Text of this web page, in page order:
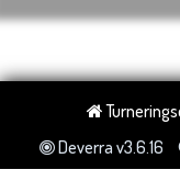
Deverra v3.6.16